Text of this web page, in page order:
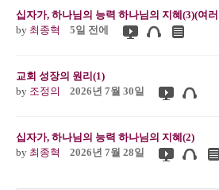
십자가, 하나님의 능력 하나님의 지혜(3)(여
by 최종혁 5일 전에
교회 성장의 원리(1)
by 조정의 2026년 7월 30일
십자가, 하나님의 능력 하나님의 지혜(2)
by 최종혁 2026년 7월 28일